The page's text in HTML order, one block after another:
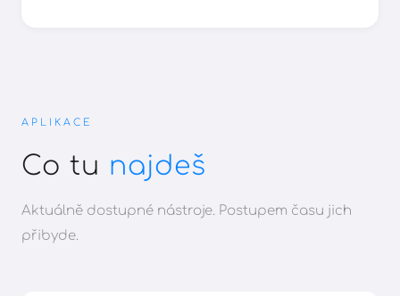
APLIKACE
Co tu najdeš
Aktuálně dostupné nástroje. Postupem času jich
přibyde.